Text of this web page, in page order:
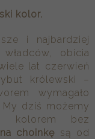
kolor.
i najbardziej
obicia
lat czerwień
królewski –
wymagało
dziś możemy
kolorem bez
choinkę są od